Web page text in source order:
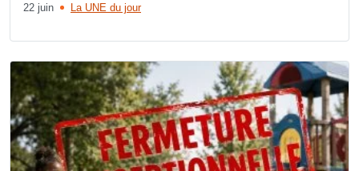
22 juin La UNE du jour